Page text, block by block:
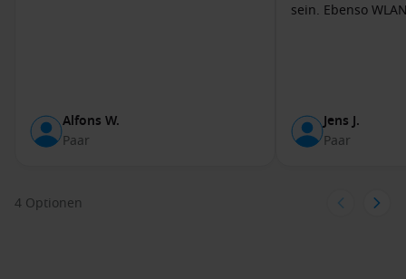
Seilbahnfahrt zum Niederwald-Denkmal ist ebenfalls ein
charmante Altstadt sind einen Besuch wert.
Mannheim
: Mannheim ist bekannt für seine
einen Spaziergang im Luisenpark.
Alfons W.
Paar
sein. Ebenso
Jens J.
Paar
4 Optionen